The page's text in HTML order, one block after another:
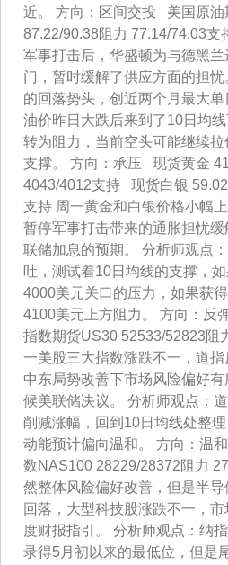
近。 方向：区间交投 美国原油
87.22/90.38阻力 77.14/74.03支
军事打击后，华盛顿为与德黑
门，暂时缓解了供应方面的担
的回落势头，创近两个月最大单
油价昨日大跌后来到了10日均
转为阻力，当前空头可能继续
支撑。 方向：承压 现货黄金
4043/4012支持 现货白银
支持 周一黄金和白银价格小幅
暂停军事打击带来的通胀担忧
联储加息的预期。 分析师观点
吐，测试着10日均线的支撑，
4000美元关口的压力，如果获
4100美元上方阻力。 方向：反
指数期货US30 52533/52823阻
一美股三大指数涨跌不一，道
中东局势改善下市场风险偏好
候美联储决议。 分析师观点：
削减涨幅，回到10日均线处整
动能预计偏向温和。 方向：温
数NAS100 28229/28372阻力
然整体风险偏好改善，但是半
回落，大型科技股涨跌不一，
度财报指引。 分析师观点：纳
录得5月初以来的最低位，但是